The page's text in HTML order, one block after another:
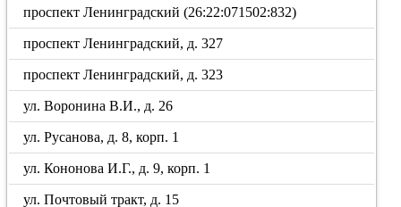
проспект Ленинградский (26:22:071502:832)
проспект Ленинградский, д. 327
проспект Ленинградский, д. 323
ул. Воронина В.И., д. 26
ул. Русанова, д. 8, корп. 1
ул. Кононова И.Г., д. 9, корп. 1
ул. Почтовый тракт, д. 15